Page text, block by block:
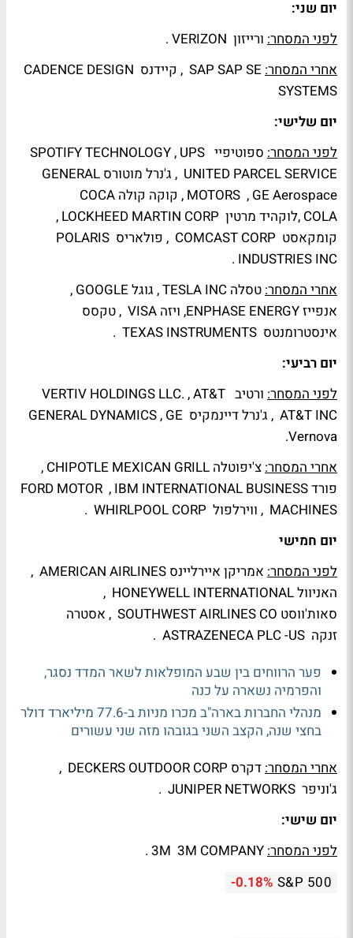
יום שני:
לפני המסחר: ורייזון VERIZON .
אחרי המסחר:
SAP SAP SE , קיידנס CADENCE DESIGN
SYSTEMS
יום שלישי:
לפני המסחר:
ספוטיפיי SPOTIFY TECHNOLOGY , UPS
UNITED PARCEL SERVICE , ג'נרל מוטורס GENERAL
MOTORS , GE Aerospace , קוקה קולה COCA
COLA ,לוקהיד מרטין LOCKHEED MARTIN CORP ,
קומקאסט COMCAST CORP , פולאריס POLARIS
INDUSTRIES INC .
אחרי המסחר:
טסלה TESLA INC , גוגל GOOGLE ,
אנפייז ENPHASE ENERGY, ויזה VISA , טקסס
אינסטרומנטס TEXAS INSTRUMENTS .
יום רביעי:
לפני המסחר:
ורטיב VERTIV HOLDINGS LLC. , AT&T
AT&T INC , ג'נרל דיינמקיס GENERAL DYNAMICS , GE
Vernova.
אחרי המסחר:
צ'יפוטלה CHIPOTLE MEXICAN GRILL ,
פורד FORD MOTOR , IBM INTERNATIONAL BUSINESS
MACHINES , ווירלפול WHIRLPOOL CORP .
יום חמישי
לפני המסחר:
אמריקן איירליינס AMERICAN AIRLINES ,
האניוול HONEYWELL INTERNATIONAL ,
סאות'ווסט SOUTHWEST AIRLINES CO , אסטרה
זנקה ASTRAZENECA PLC -US .
פער הרווחים בין שבע המופלאות לשאר המדד נסגר,
והפרמיה נשארה על כנה
מנהלי החברות בארה"ב מכרו מניות ב-77.6 מיליארד דולר
בחצי שנה, הקצב השני בגובהו מזה שני עשורים
אחרי המסחר:
דקרס DECKERS OUTDOOR CORP ,
ג'וניפר JUNIPER NETWORKS .
יום שישי:
לפני המסחר:
S&P 500
-0.18%